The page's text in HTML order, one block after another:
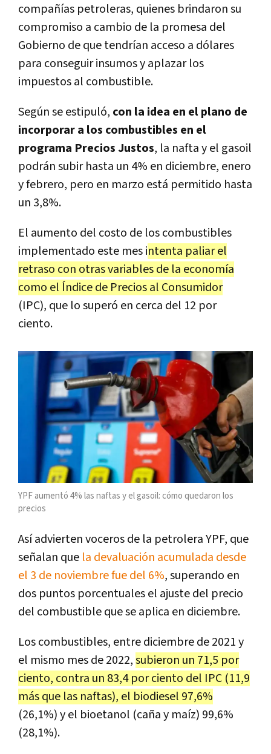
compañías petroleras, quienes brindaron su
compromiso a cambio de la promesa del
Gobierno de que tendrían acceso a dólares
para conseguir insumos y aplazar los
impuestos al combustible.
Según se estipuló, con la idea en el plano de
incorporar a los combustibles en el
programa Precios Justos, la nafta y el gasoil
podrán subir hasta un 4% en diciembre, enero
y febrero, pero en marzo está permitido hasta
un 3,8%.
El aumento del costo de los combustibles
implementado este mes intenta paliar el
retraso con otras variables de la economía
como el Índice de Precios al Consumidor
(IPC), que lo superó en cerca del 12 por
ciento.
YPF aumentó 4% las naftas y el gasoil: cómo quedaron los
precios
Así advierten voceros de la petrolera YPF, que
señalan que la devaluación acumulada desde
el 3 de noviembre fue del 6%, superando en
dos puntos porcentuales el ajuste del precio
del combustible que se aplica en diciembre.
Los combustibles, entre diciembre de 2021 y
el mismo mes de 2022,subieron un 71,5 por
ciento, contra un 83,4 por ciento del IPC (11,9
más que las naftas), el biodiesel 97,6%
(26,1%) y el bioetanol (caña y maíz) 99,6%
(28,1%).